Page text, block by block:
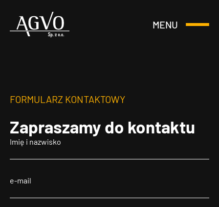
Header
MENU
Otwórz
FORMULARZ KONTAKTOWY
Zapraszamy do kontaktu